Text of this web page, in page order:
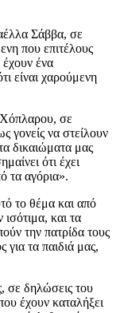
Σάββα, σε
που επιτέλους
έχουν ένα
είναι χαρούμενη
Χόπλαρου, σε
γονείς να στείλουν
δικαιώματα μας
ότι έχει
τα αγόρια».
το θέμα και από
και τα
την πατρίδα τους
τα παιδιά μας,
δηλώσεις του
έχουν καταλήξει